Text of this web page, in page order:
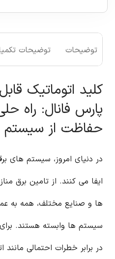
توضیحات توضیحات
پارس فانال: راه
حفاظت از سیستم
در دنیای امروز، سیستم های
ایفا می کنند. از تامین برق
ها و صنایع مختلف، همه به
سیستم ها وابسته هستند.
در برابر خطرات احتمالی مانند